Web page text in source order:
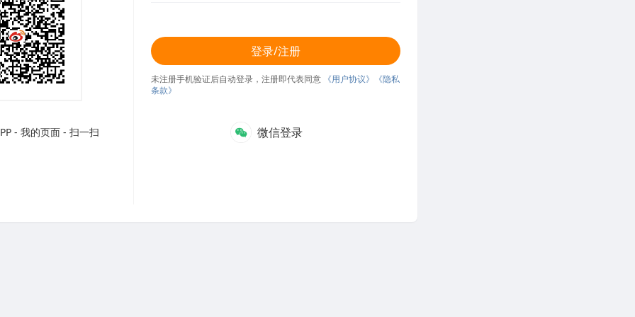
- 我的页面 - 扫一扫
登录/注册
未注册手机验证后自动登录，注册即代表同意 《用户协议》
《隐私
条款》
微信登录